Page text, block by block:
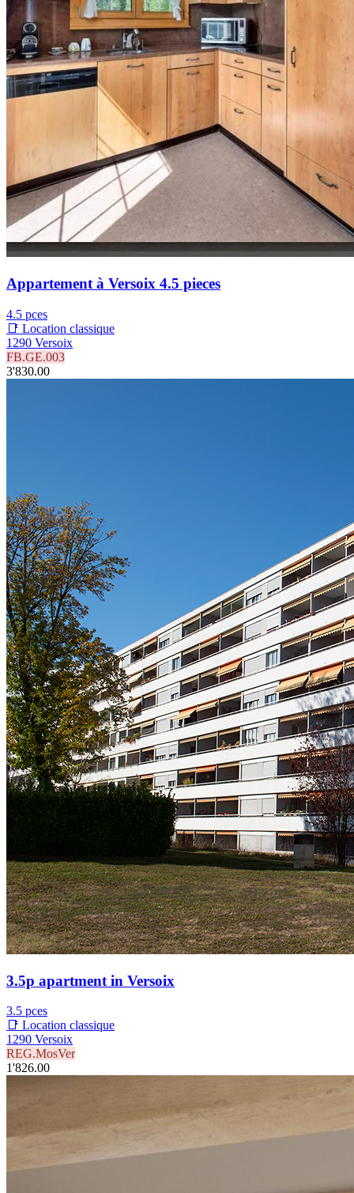
Appartement à Versoix 4.5 pieces
4.5 pces
📑 Location classique
1290 Versoix
FB.GE.003
3'830.00
3.5p apartment in Versoix
3.5 pces
📑 Location classique
1290 Versoix
REG.MosVer
1'826.00